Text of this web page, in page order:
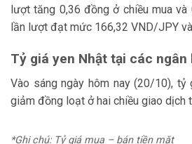
lượt tăng 0,36 đồng ở chiều mua
lần lượt đạt mức 166,32 VND/JPY
Tỷ giá yen Nhật tại các ngân
Vào sáng ngày hôm nay (20/10), tỷ
giảm đồng loạt ở hai chiều giao dịch
*Ghi chú: Tỷ giá mua – bán tiền mặt